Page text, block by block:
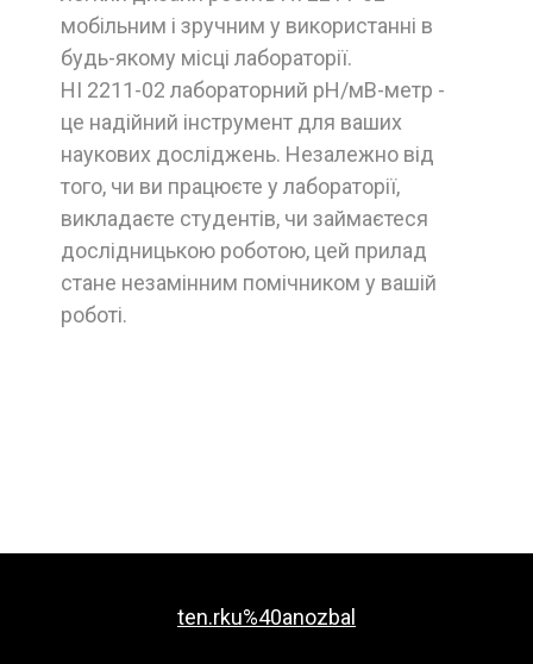
мобільним і зручним у використанні в
будь-якому місці лабораторії.
HI 2211-02 лабораторний рН/мВ-метр -
це надійний інструмент для ваших
наукових досліджень. Незалежно від
того, чи ви працюєте у лабораторії,
викладаєте студентів, чи займаєтеся
дослідницькою роботою, цей прилад
стане незамінним помічником у вашій
роботі.
ten.rku%40anozbal